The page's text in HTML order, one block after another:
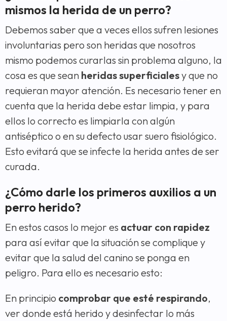
mismos la herida de un perro?
Debemos saber que a veces ellos sufren lesiones
involuntarias pero son heridas que nosotros
mismo podemos curarlas sin problema alguno, la
cosa es que sean heridas superficialesy que no
requieran mayor atención. Es necesario tener en
cuenta que la herida debe estar limpia, y para
ellos lo correcto es limpiarla con algún
antiséptico o en su defecto usar suero fisiológico.
Esto evitará que se infecte la herida antes de ser
curada.
¿Cómo darle los primeros auxilios a un
perro herido?
En estos casos lo mejor es actuar con rapidez
para así evitar que la situación se complique y
evitar que la salud del canino se ponga en
peligro. Para ello es necesario esto:
En principio comprobar que esté respirando,
ver donde está herido y desinfectar lo más